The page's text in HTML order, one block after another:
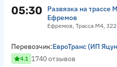
05:30
Развязка на трассе
Ефремов
Ефремов, Трасса М4,
Перевозчик:ЕвроТранс (ИП
4.1 1740 отзывов